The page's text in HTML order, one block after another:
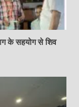
के सहयोग से शिव